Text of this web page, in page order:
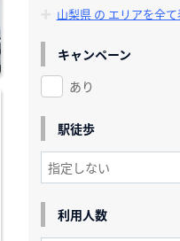
山梨県 の エリアを全
キャンペーン
あり
駅徒歩
利用人数